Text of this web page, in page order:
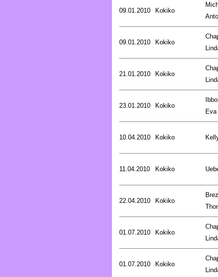
09.01.2010 Kokiko
09.01.2010 Kokiko
21.01.2010 Kokiko
23.01.2010 Kokiko
Eva
10.04.2010 Kokiko
11.04.2010 Kokiko
22.04.2010 Kokiko
01.07.2010 Kokiko
01.07.2010 Kokiko